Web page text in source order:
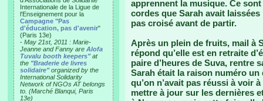
Internationale de la Ligue de
l'Enseignement pour la
Campagne "Pas
d'éducation, pas d'avenir"
(Paris 13e)
- May 21st, 2011 : Marie-
Jeanne and Fanny are Alofa
Tuvalu booth keepers"at
the "Braderie de livres
solidaire"organized by the
International Solidarity
Network of NGOs AT belongs
to. (Marché Blanqui, Paris
13e)
apprennent la musique. Ce
cordes que Sarah avait
pas croisé avant de partir.
Après un plein de fruits, mail à
répond qu’elle est en retraite
paire d’heures de Suva, rentre
Sarah était la raison numéro
qu’on n’avait pas réussi à voir
mettre à jour sur les dernières